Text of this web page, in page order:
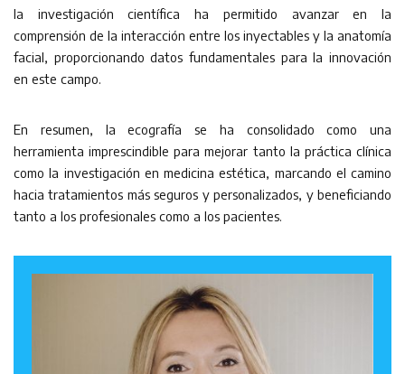
la investigación científica ha permitido avanzar en la
comprensión de la interacción entre los inyectables y la anatomía
facial, proporcionando datos fundamentales para la innovación
en este campo.
En resumen, la ecografía se ha consolidado como una
herramienta imprescindible para mejorar tanto la práctica clínica
como la investigación en medicina estética, marcando el camino
hacia tratamientos más seguros y personalizados, y beneficiando
tanto a los profesionales como a los pacientes.